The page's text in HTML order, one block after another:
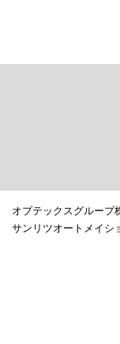
オプテックスグループ
サンリツオートメイシ